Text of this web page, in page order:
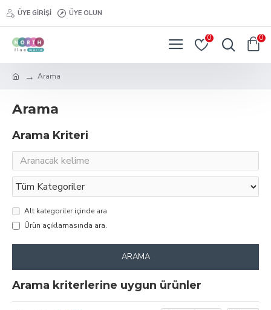
ÜYE GIRIŞI ÜYE OLUN
0 0
Arama
Arama
Arama Kriteri
Alt kategoriler içinde ara
Ürün açıklamasında ara.
ARAMA
Arama kriterlerine uygun ürünler